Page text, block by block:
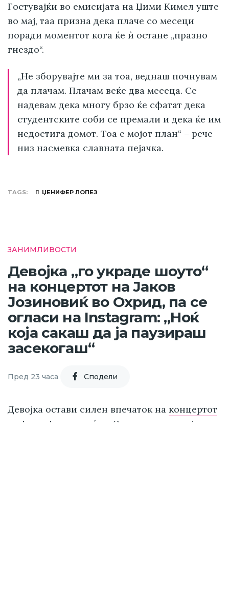
Гостувајќи во емисијата на Џими Кимел уште
во мај, таа призна дека плаче со месеци
поради моментот кога ќе ѝ остане „празно
гнездо“.
„Не зборувајте ми за тоа, веднаш почнувам
да плачам. Плачам веќе два месеца. Се
надевам дека многу брзо ќе сфатат дека
студентските соби се премали и дека ќе им
недостига домот. Тоа е мојот план“ – рече
низ насмевка славната пејачка.
TAGS ЏЕНИФЕР ЛОПЕЗ
ЗАНИМЛИВОСТИ
Девојка „го украде шоуто“
на концертот на Јаков
Јозиновиќ во Охрид, па се
огласи на Instagram: „Ноќ
која сакаш да ја паузираш
засекогаш“
Пред 23 часа Cподели
Девојка остави силен впечаток на концертот
на Јаков Јозиновиќ во Охрид
со енергијата и